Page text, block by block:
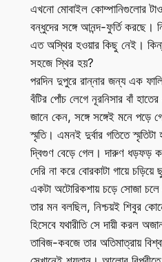
এখনো মোবাইল কোম্পানিগুলোর
বন্ধুদের সঙ্গে আনন্দ-ফুর্তি করছে।
এত অস্থির হওয়ার কিছু নেই।
সহজে স্থির হয়?
পরদিন দুপুরে রান্নার জন্য এক
বঁটির পোঁচ লেগে নূরনিসার বাঁ
জানে কেন, সঙ্গে সঙ্গেই মনে পড়ে
স্মৃতি। এমনই দুর্বার গতিতে
দ্বিগুণ বেড়ে গেল। দারুণ ধড়ফড়
দেরি না করে বোরকাটা গায়ে
একটা অটোরিকশায় চড়ে সোজা
তার মন বলছিল, নিশ্চয়ই শিবুর
হিসেবে যথারীতি সে দায়ী করল
তাবিজ-কবজে তার অতিমাত্রায়